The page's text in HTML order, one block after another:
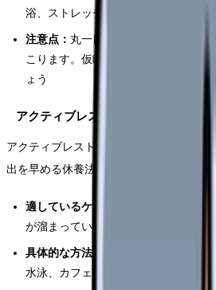
浴、ストレッチ
注意点： 丸一日寝続けると逆に倦怠
こります。仮眠は3時間以内に留め、
ょう
アクティブレスト（積極的休養）が
アクティブレストは軽い運動や外出で血
出を早める休養法です。精神疲労が強い
適しているケース：
「身体は元気な
が溜まっている」「人間関係で消耗し
具体的な方法：
30分のウォーキング
水泳、カフェ巡り、美術館散策